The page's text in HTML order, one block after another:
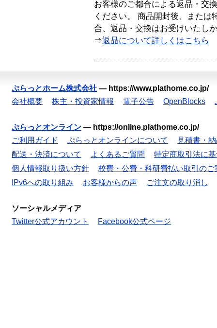
お客様のご都合による返品・交
ください。 商品開封後、または
合、返品・交換はお受けいたし
⇒返品について詳しくはこちら
ぷらっとホーム株式会社 — https://www.plathome.co.jp/
会社概要
株主・投資家情報 電子公告 OpenBlocks
ぷらっとオンライン — https://online.plathome.co.jp/
ご利用ガイド
ぷらっとオンラインについて
見積書・
配送・決済について
よくあるご質問
特定商取引法に
個人情報取り扱い方針
校費・公費・科研費払い取引のご
IPv6への取り組み
お客様からの声 ご注文の取り消し
ソーシャルメディア
Twitter公式アカウント
Facebook公式ページ